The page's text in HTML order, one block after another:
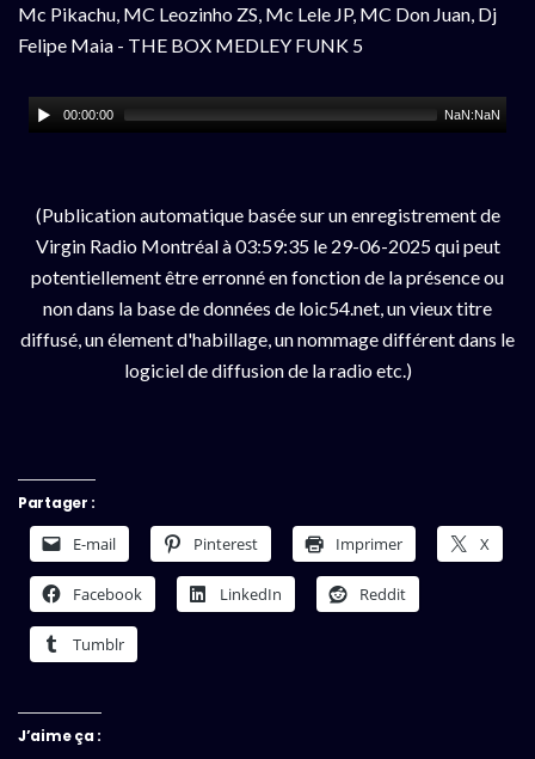
Mc Pikachu, MC Leozinho ZS, Mc Lele JP, MC Don Juan, Dj
Felipe Maia - THE BOX MEDLEY FUNK 5
00:00:00 NaN:NaN
(Publication automatique basée sur un enregistrement de
Virgin Radio Montréal à 03:59:35 le 29-06-2025 qui peut
potentiellement être erronné en fonction de la présence ou
non dans la base de données de loic54.net, un vieux titre
diffusé, un élement d'habillage, un nommage différent dans le
logiciel de diffusion de la radio etc.)
Partager :
E-mail Pinterest Imprimer X
Facebook LinkedIn Reddit
Tumblr
J’aime ça :